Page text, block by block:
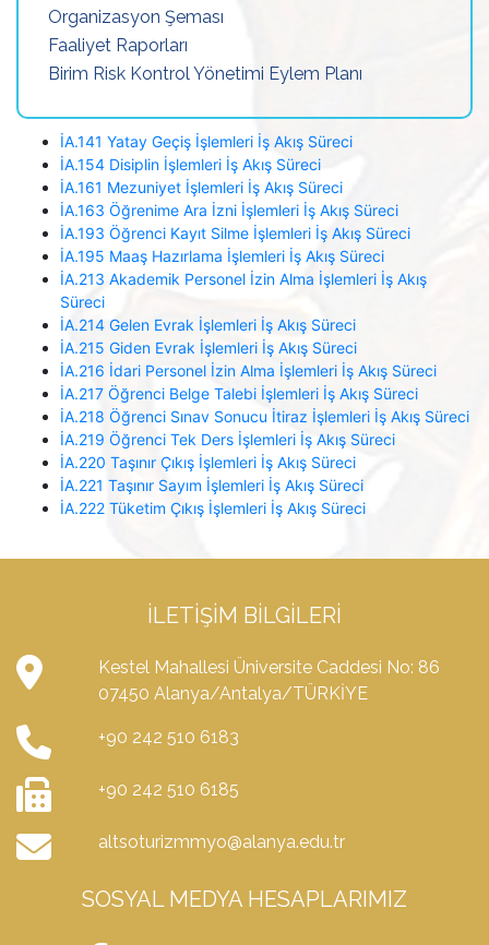
Organizasyon Şeması
Faaliyet Raporları
Birim Risk Kontrol Yönetimi Eylem Planı
İA.141 Yatay Geçiş İşlemleri İş Akış Süreci
İA.154 Disiplin İşlemleri İş Akış Süreci
İA.161 Mezuniyet İşlemleri İş Akış Süreci
İA.163 Öğrenime Ara İzni İşlemleri İş Akış Süreci
İA.193 Öğrenci Kayıt Silme İşlemleri İş Akış Süreci
İA.195 Maaş Hazırlama İşlemleri İş Akış Süreci
İA.213 Akademik Personel İzin Alma İşlemleri İş Akış
Süreci
İA.214 Gelen Evrak İşlemleri İş Akış Süreci
İA.215 Giden Evrak İşlemleri İş Akış Süreci
İA.216 İdari Personel İzin Alma İşlemleri İş Akış Süreci
İA.217 Öğrenci Belge Talebi İşlemleri İş Akış Süreci
İA.218 Öğrenci Sınav Sonucu İtiraz İşlemleri İş Akış Süreci
İA.219 Öğrenci Tek Ders İşlemleri İş Akış Süreci
İA.220 Taşınır Çıkış İşlemleri İş Akış Süreci
İA.221 Taşınır Sayım İşlemleri İş Akış Süreci
İA.222 Tüketim Çıkış İşlemleri İş Akış Süreci
İLETIŞIM BILGILERI
Kestel Mahallesi Üniversite Caddesi No: 86
07450 Alanya/Antalya/TÜRKİYE
+90 242 510 6183
+90 242 510 6185
altsoturizmmyo@alanya.edu.tr
SOSYAL MEDYA HESAPLARIMIZ